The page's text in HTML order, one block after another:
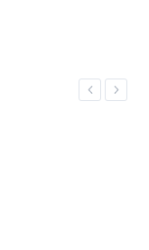
Previous
Next